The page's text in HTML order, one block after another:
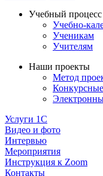
Учебный процесс
Учебно-
Ученикам
Учителям
Наши проекты
Метод
Услуги 1C
Видео и фото
Интервью
Мероприятия
Инструкция к Zoom
Контакты